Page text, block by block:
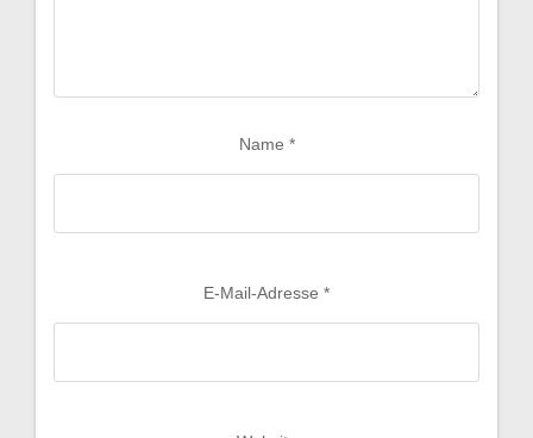
Name *
E-Mail-Adresse *